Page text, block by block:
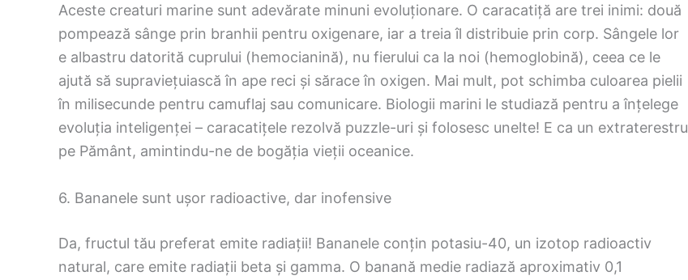
Aceste creaturi marine sunt adevărate minuni evoluționare. O caracatiță are trei inimi: două
pompează sânge prin branhii pentru oxigenare, iar a treia îl distribuie prin corp. Sângele lor
e albastru datorită cuprului (hemocianină), nu fierului ca la noi (hemoglobină), ceea ce le
ajută să supraviețuiască în ape reci și sărace în oxigen. Mai mult, pot schimba culoarea pielii
în milisecunde pentru camuflaj sau comunicare. Biologii marini le studiază pentru a înțelege
evoluția inteligenței – caracatițele rezolvă puzzle-uri și folosesc unelte! E ca un extraterestru
pe Pământ, amintindu-ne de bogăția vieții oceanice.
6. Bananele sunt ușor radioactive, dar inofensive
Da, fructul tău preferat emite radiații! Bananele conțin potasiu-40, un izotop radioactiv
natural, care emite radiații beta și gamma. O banană medie radiază aproximativ 0,1